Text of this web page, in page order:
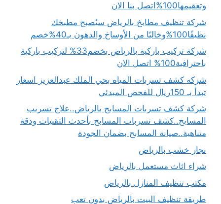
وتعقيمها100%اتصل بنا الان
شركة تنظيف مطابخ بالرياض سيُصبح مطبخك
نظيفًا100%وخاليًا من الأوساخ والدهون بـ40%خصم
شركة تركيب باركية بالرياض بخصم33% لتركيب باركية
باحترافية100% اتصل الان
شركه كشف تسربات المياه بحي الملك عبدالعزيز اسعار
تبدأ بـ 150ريال للفحص المبدئي
شركة كشف تسربات المسابح بالرياض..علاج تسريب
المسابح..كشف تسربات المسابح بأحدث التقنيات ودقة
متناهية..صيانة المسابح بضمان الجودة
نجار خشب بالرياض
شراء اثاث مستعمل بالرياض
مكتب تنظيف المنازل بالرياض
طريقة تنظيف البيت بالرياض بدون تعب